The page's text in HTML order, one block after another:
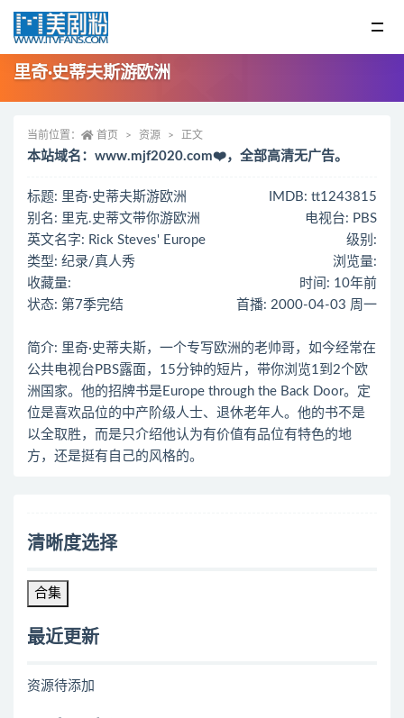
里奇·史蒂夫斯游欧洲
当前位置： 首页 资源 正文
本站域名：www.mjf2020.com❤️，全部高清无广告。
标题: 里奇·史蒂夫斯游欧洲
IMDB: tt1243815
别名: 里克.史蒂文带你游欧洲
电视台: PBS
英文名字: Rick Steves' Europe
级别:
类型: 纪录/真人秀
浏览量:
收藏量:
时间: 10年前
状态: 第7季完结
首播: 2000-04-03 周一
简介: 里奇·史蒂夫斯，一个专写欧洲的老帅哥，如今经常在
公共电视台PBS露面，15分钟的短片，带你浏览1到2个欧
洲国家。他的招牌书是Europe through the Back Door。定
位是喜欢品位的中产阶级人士、退休老年人。他的书不是
以全取胜，而是只介绍他认为有价值有品位有特色的地
方，还是挺有自己的风格的。
清晰度选择
合集
最近更新
资源待添加